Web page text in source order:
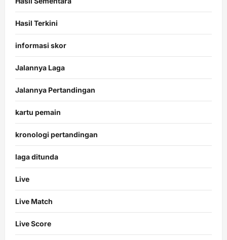
Hasil Terkini
informasi skor
Jalannya Laga
Jalannya Pertandingan
kartu pemain
kronologi pertandingan
laga ditunda
Live
Live Match
Live Score